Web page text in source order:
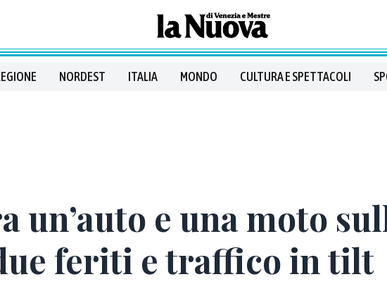
NORDEST ITALIA MONDO CULTURA E SPETTACOLI
un’auto e una moto
feriti e traffico in tilt